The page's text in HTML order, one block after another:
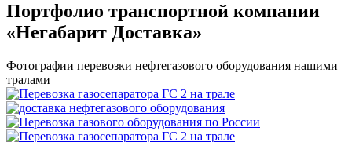
Портфолио транспортной компании
«Негабарит Доставка»
Фотографии перевозки нефтегазового оборудования нашими
тралами